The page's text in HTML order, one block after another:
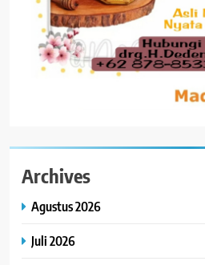
Archives
Agustus 2026
Juli 2026